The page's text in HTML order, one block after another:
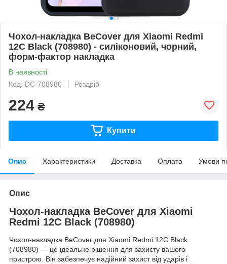
Чохол-накладка BeCover для Xiaomi Redmi
12C Black (708980) - силіконовий, чорний,
форм-фактор накладка
В наявності
Код: DC-708980
Роздріб
224 ₴
Купити
Опис Характеристики Доставка Оплата Умови
Опис
Чохол-накладка BeCover для Xiaomi
Redmi 12C Black (708980)
Чохол-накладка BeCover для Xiaomi Redmi 12C Black
(708980) — це ідеальне рішення для захисту вашого
пристрою. Він забезпечує надійний захист від ударів і